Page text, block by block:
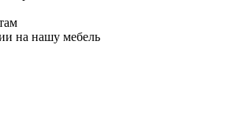
на нашу мебель